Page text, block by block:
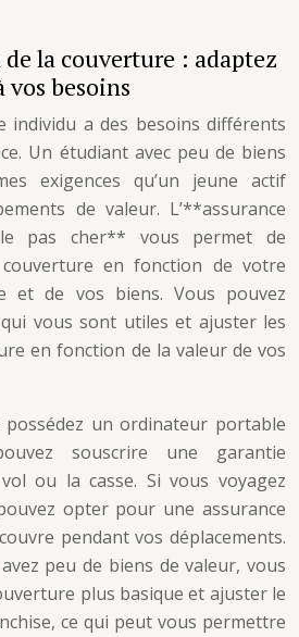
la couverture : adaptez
vos besoins
individu a des besoins différents
Un étudiant avec peu de biens
exigences qu’un jeune actif
de valeur. L’**assurance
pas cher** vous permet de
en fonction de votre
et de vos biens. Vous pouvez
vous sont utiles et ajuster les
en fonction de la valeur de vos
possédez un ordinateur portable
souscrire une garantie
ou la casse. Si vous voyagez
opter pour une assurance
pendant vos déplacements.
peu de biens de valeur, vous
plus basique et ajuster le
ce qui peut vous permettre